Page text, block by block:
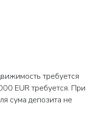
требуется
EUR требуется. При
сума депозита не